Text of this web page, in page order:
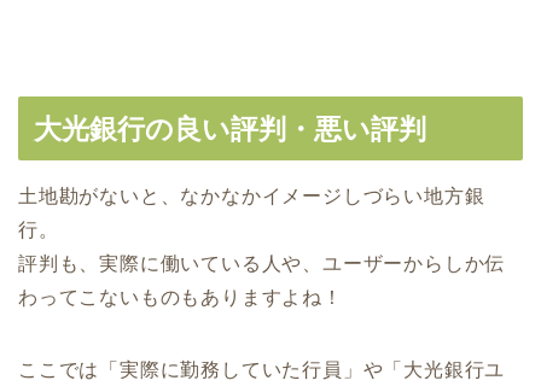
大光銀行の良い評判・悪い評判
土地勘がないと、なかなかイメージしづらい地方銀
行。
評判も、実際に働いている人や、ユーザーからしか伝
わってこないものもありますよね！
ここでは「実際に勤務していた行員」や「大光銀行ユ